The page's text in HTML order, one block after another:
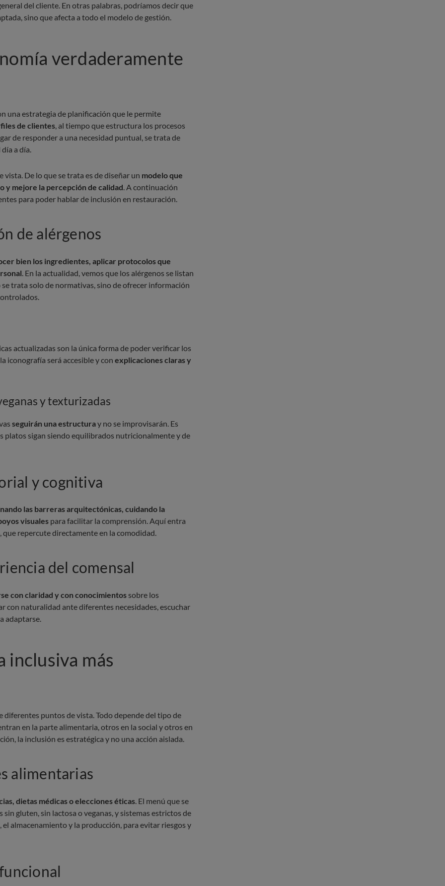
del cliente. En otras palabras, podríamos decir que
sino que afecta a todo el modelo de gestión.
verdaderamente
una estrategia de planificación que le permite
de clientes, al tiempo que estructura los procesos
de responder a una necesidad puntual, se trata de
a día.
De lo que se trata es de diseñar un modelo que
y mejore la percepción de calidad. A continuación
para poder hablar de inclusión en restauración.
de alérgenos
bien los ingredientes, aplicar protocolos que
. En la actualidad, vemos que los alérgenos se listan
trata solo de normativas, sino de ofrecer información
actualizadas son la única forma de poder verificar los
iconografía será accesible y con explicaciones claras y
y texturizadas
seguirán una estructuray no se improvisarán. Es
platos sigan siendo equilibrados nutricionalmente y de
y cognitiva
las barreras arquitectónicas, cuidando la
visuales para facilitar la comprensión. Aquí entra
que repercute directamente en la comodidad.
del comensal
con claridad y con conocimientos sobre los
con naturalidad ante diferentes necesidades, escuchar
adaptarse.
inclusiva más
diferentes puntos de vista. Todo depende del tipo de
en la parte alimentaria, otros en la social y otros en
la inclusión es estratégica y no una acción aislada.
alimentarias
dietas médicas o elecciones éticas. El menú que se
gluten, sin lactosa o veganas, y sistemas estrictos de
almacenamiento y la producción, para evitar riesgos y